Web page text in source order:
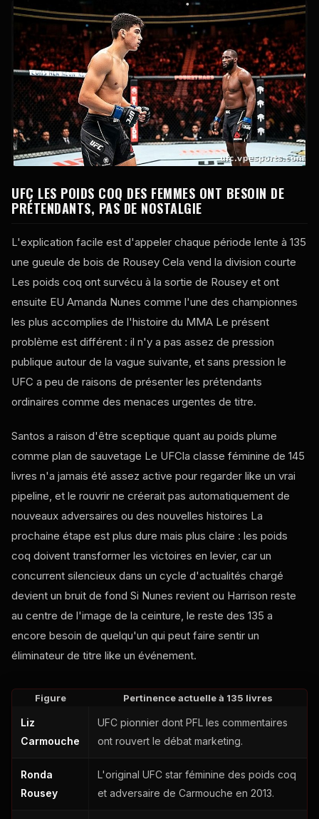
UFC LES POIDS COQ DES FEMMES ONT BESOIN DE
PRÉTENDANTS, PAS DE NOSTALGIE
L'explication facile est d'appeler chaque période lente à 135
une gueule de bois de Rousey Cela vend la division courte
Les poids coq ont survécu à la sortie de Rousey et ont
ensuite EU Amanda Nunes comme l'une des championnes
les plus accomplies de l'histoire du MMA Le présent
problème est différent : il n'y a pas assez de pression
publique autour de la vague suivante, et sans pression le
UFC a peu de raisons de présenter les prétendants
ordinaires comme des menaces urgentes de titre.
Santos a raison d'être sceptique quant au poids plume
comme plan de sauvetage Le UFCla classe féminine de 145
livres n'a jamais été assez active pour regarder like un vrai
pipeline, et le rouvrir ne créerait pas automatiquement de
nouveaux adversaires ou des nouvelles histoires La
prochaine étape est plus dure mais plus claire : les poids
coq doivent transformer les victoires en levier, car un
concurrent silencieux dans un cycle d'actualités chargé
devient un bruit de fond Si Nunes revient ou Harrison reste
au centre de l'image de la ceinture, le reste des 135 a
encore besoin de quelqu'un qui peut faire sentir un
éliminateur de titre like un événement.
Figure Pertinence actuelle à 135 livres
Liz
Carmouche
UFC pionnier dont PFL les commentaires
ont rouvert le débat marketing.
Ronda
Rousey
L'original UFC star féminine des poids coq
et adversaire de Carmouche en 2013.